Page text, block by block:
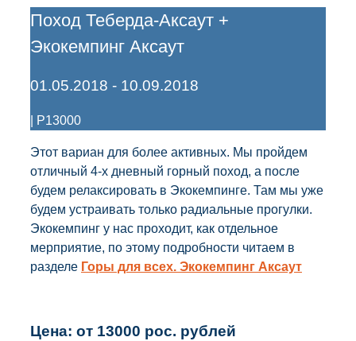
Поход Теберда-Аксаут +
Экокемпинг Аксаут
01.05.2018 - 10.09.2018
Р13000
Этот вариан для более активных. Мы пройдем
отличный 4-х дневный горный поход, а после
будем релаксировать в Экокемпинге. Там мы уже
будем устраивать только радиальные прогулки.
Экокемпинг у нас проходит, как отдельное
мерприятие, по этому подробности читаем в
разделе Горы для всех. Экокемпинг Аксаут
Цена: от 13000 рос. рублей